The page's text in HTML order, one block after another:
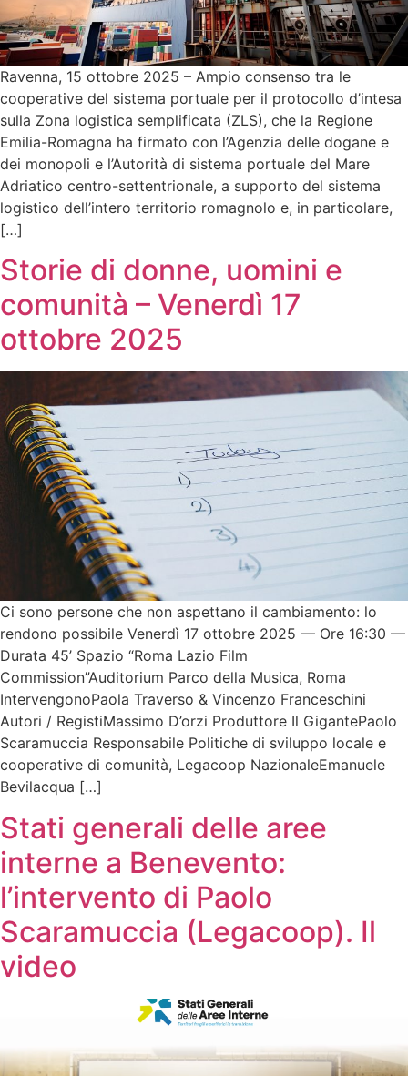
Ravenna, 15 ottobre 2025 – Ampio consenso tra le
cooperative del sistema portuale per il protocollo d’intesa
sulla Zona logistica semplificata (ZLS), che la Regione
Emilia-Romagna ha firmato con l’Agenzia delle dogane e
dei monopoli e l’Autorità di sistema portuale del Mare
Adriatico centro-settentrionale, a supporto del sistema
logistico dell’intero territorio romagnolo e, in particolare,
[…]
Storie di donne, uomini e
comunità – Venerdì 17
ottobre 2025
Ci sono persone che non aspettano il cambiamento: lo
rendono possibile Venerdì 17 ottobre 2025 — Ore 16:30 —
Durata 45’ Spazio “Roma Lazio Film
Commission”Auditorium Parco della Musica, Roma
IntervengonoPaola Traverso & Vincenzo Franceschini
Autori / RegistiMassimo D’orzi Produttore Il GigantePaolo
Scaramuccia Responsabile Politiche di sviluppo locale e
cooperative di comunità, Legacoop NazionaleEmanuele
Bevilacqua […]
Stati generali delle aree
interne a Benevento:
l’intervento di Paolo
Scaramuccia (Legacoop). Il
video